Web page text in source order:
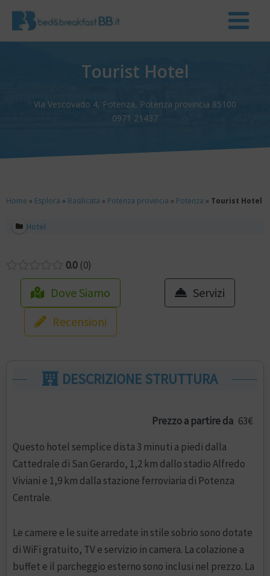
Tourist Hotel
Via Vescovado 4, Potenza, Potenza provincia 85100
0971 21437
Home » Esplora » Basilicata » Potenza provincia » Potenza » Tourist Hotel
Hotel
0.0 0
Dove Siamo
Servizi
Recensioni
DESCRIZIONE STRUTTURA
Prezzo a partire da 63€
Questo hotel semplice dista 3 minuti a piedi dalla
Cattedrale di San Gerardo, 1,2 km dallo stadio Alfredo
Viviani e 1,9 km dalla stazione ferroviaria di Potenza
Centrale.
Le camere e le suite arredate in stile sobrio sono dotate
di WiFi gratuito, TV e servizio in camera. La colazione a
buffet e il parcheggio esterno sono inclusi nel prezzo. La